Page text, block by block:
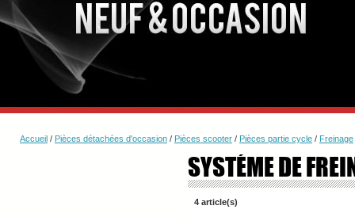
Accueil / Pièces détachées d'occasion / Pièces scooter / Pièces partie cycle / Freinage
SYSTÉME DE
4 article(s)